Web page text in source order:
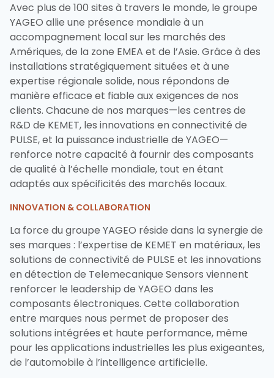
Avec plus de 100 sites à travers le monde, le groupe
YAGEO allie une présence mondiale à un
accompagnement local sur les marchés des
Amériques, de la zone EMEA et de l’Asie. Grâce à des
installations stratégiquement situées et à une
expertise régionale solide, nous répondons de
manière efficace et fiable aux exigences de nos
clients. Chacune de nos marques—les centres de
R&D de KEMET, les innovations en connectivité de
PULSE, et la puissance industrielle de YAGEO—
renforce notre capacité à fournir des composants
de qualité à l’échelle mondiale, tout en étant
adaptés aux spécificités des marchés locaux.
INNOVATION & COLLABORATION
La force du groupe YAGEO réside dans la synergie de
ses marques : l’expertise de KEMET en matériaux, les
solutions de connectivité de PULSE et les innovations
en détection de Telemecanique Sensors viennent
renforcer le leadership de YAGEO dans les
composants électroniques. Cette collaboration
entre marques nous permet de proposer des
solutions intégrées et haute performance, même
pour les applications industrielles les plus exigeantes,
de l’automobile à l’intelligence artificielle.